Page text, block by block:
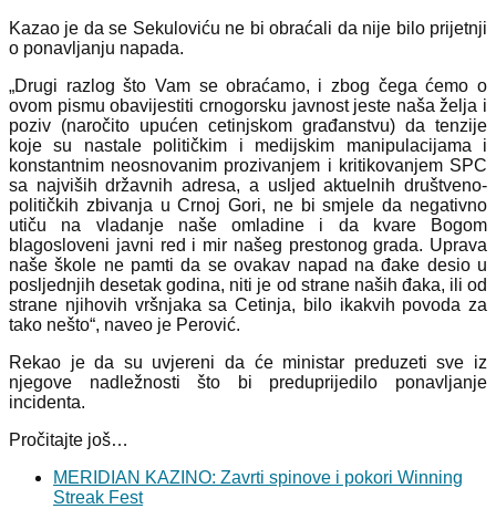
Kazao je da se Sekuloviću ne bi obraćali da nije bilo prijetnji
o ponavljanju napada.
„Drugi razlog što Vam se obraćamo, i zbog čega ćemo o
ovom pismu obavijestiti crnogorsku javnost jeste naša želja i
poziv (naročito upućen cetinjskom građanstvu) da tenzije
koje su nastale političkim i medijskim manipulacijama i
konstantnim neosnovanim prozivanjem i kritikovanjem SPC
sa najviših državnih adresa, a usljed aktuelnih društveno-
političkih zbivanja u Crnoj Gori, ne bi smjele da negativno
utiču na vladanje naše omladine i da kvare Bogom
blagosloveni javni red i mir našeg prestonog grada. Uprava
naše škole ne pamti da se ovakav napad na đake desio u
posljednjih desetak godina, niti je od strane naših đaka, ili od
strane njihovih vršnjaka sa Cetinja, bilo ikakvih povoda za
tako nešto“, naveo je Perović.
Rekao je da su uvjereni da će ministar preduzeti sve iz
njegove nadležnosti što bi preduprijedilo ponavljanje
incidenta.
Pročitajte još…
MERIDIAN KAZINO: Zavrti spinove i pokori Winning
Streak Fest